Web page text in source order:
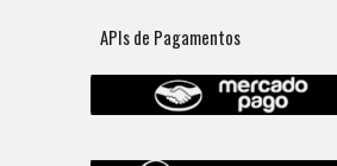
APIs de Pagamentos